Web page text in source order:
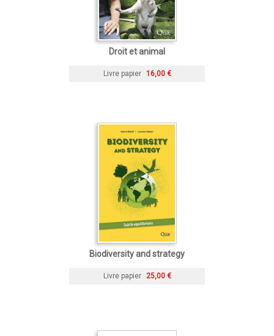
Droit et animal
Livre papier 16,00 €
Biodiversity and strategy
Livre papier 25,00 €